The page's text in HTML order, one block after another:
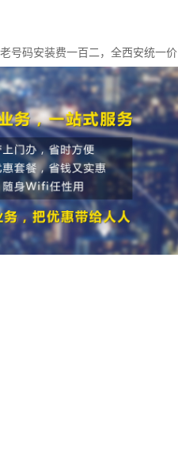
号码安装费一百二，全西安统一价